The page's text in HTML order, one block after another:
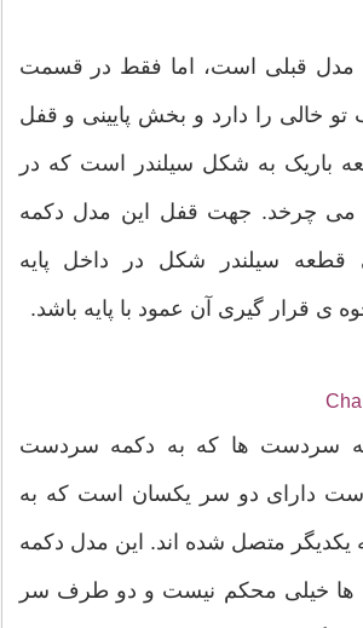
مدل قبلی است، اما فقط در قسمت
تو خالی را دارد و بخش پایینی و قفل
باریک به شکل سیلندر است که در
می چرخد. جهت قفل این مدل دکمه
قطعه سیلندر شکل در داخل پایه
ی قرار گیری آن عمود با پایه باشد.
سر‌دست ها که به دکمه سر‌دست
دارای دو سر یکسان است که به
یکدیگر متصل شده اند. این مدل دکمه
ها خیلی محکم نیست و دو طرف سر